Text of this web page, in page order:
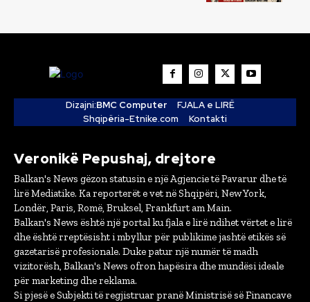
Dizajni:BMC Computer
FJALA e LIRË
Shqipëria-Etnike.com
Kontakti
Veronikë Pepushaj, drejtore
Balkan's News gëzon statusin e një Agjencie të Pavarur dhe të
lirë Mediatike. Ka reporterët e vet në Shqipëri, New York,
Londër, Paris, Romë, Bruksel, Frankfurt am Main.
Balkan's News është një portal ku fjala e lirë ndihet vërtet e lirë
dhe është rreptësisht i mbyllur për publikime jashtë etikës së
gazetarisë profesionale. Duke patur një numër të madh
vizitorësh, Balkan's News ofron hapësira dhe mundësi ideale
për marketing dhe reklama.
Si pjesë e Subjekti të regjistruar pranë Ministrisë së Financave